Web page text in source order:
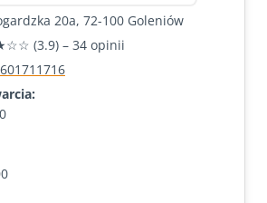
20a, 72-100 Goleniów
(3.9) – 34 opinii